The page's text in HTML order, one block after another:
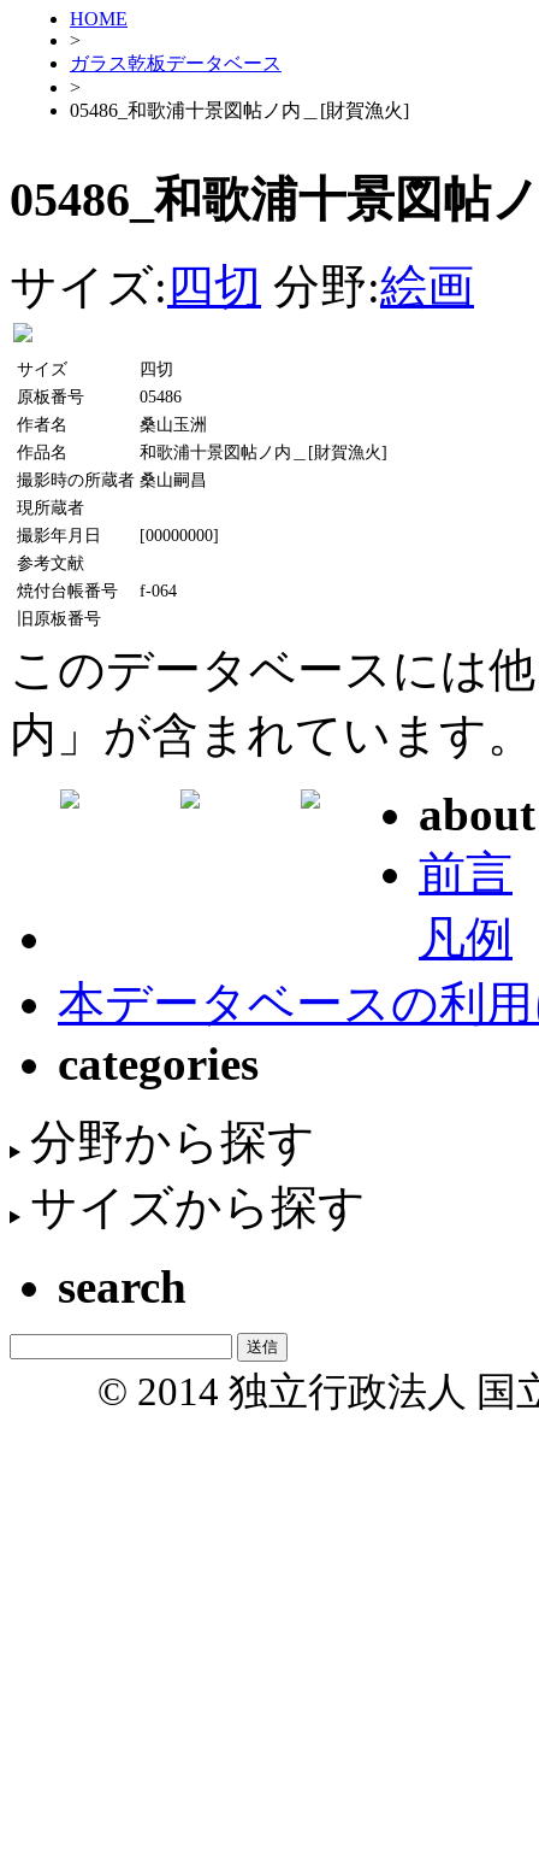
HOME
>
ガラス乾板データベース
>
05486_和歌浦十景図帖ノ内＿[財賀漁火]
05486_和歌浦十景図帖
サイズ: 四切 分野:絵画
サイズ
四切
原板番号
05486
作者名
桑山玉洲
作品名
和歌浦十景図帖ノ内＿[財賀漁火]
撮影時の所蔵者 桑山嗣昌
現所蔵者
撮影年月日
[00000000]
参考文献
焼付台帳番号
f-064
旧原板番号
このデータベースには
内」が含まれています。
about
前言
凡例
本データベースの利
categories
分野から探す
サイズから探す
search
© 2014 独立行政法人 国